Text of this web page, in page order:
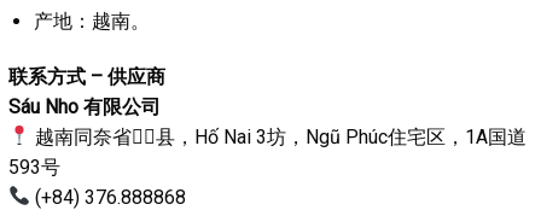
产地：越南。
联系方式 – 供应商
Sáu Nho 有限公司
越南同奈省𣛠𣍲县，Hố Nai 3坊，Ngũ Phúc住宅区，1A国道
593号
(+84) 376.888868